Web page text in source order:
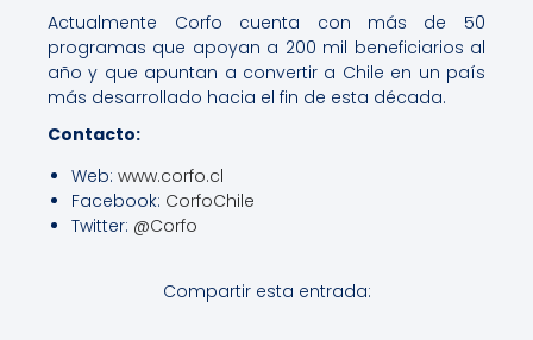
Actualmente Corfo cuenta con más de 50
programas que apoyan a 200 mil beneficiarios al
año y que apuntan a convertir a Chile en un país
más desarrollado hacia el fin de esta década.
Contacto:
Web:www.corfo.cl
Facebook: CorfoChile
Twitter: @Corfo
Compartir esta entrada: